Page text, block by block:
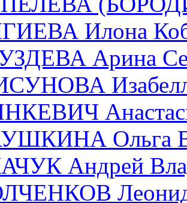
Илона
Арина
Ольга
Андрей
Леонид